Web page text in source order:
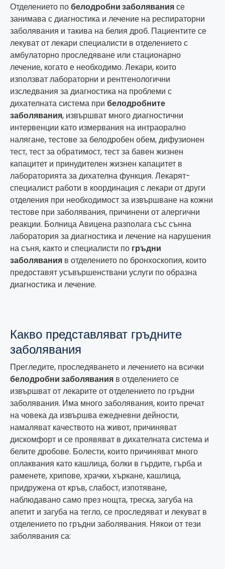
Отделението побелодробни заболяваниясе
занимава с диагностика и лечение на респираторни
заболявания и такива на белия дроб. Пациентите се
лекуват от лекари специалисти в отделението с
амбулаторно проследяване или стационарно
лечение, когато е необходимо. Лекари, които
използват лабораторни и рентгенологични
изследвания за диагностика на проблеми с
дихателната система при белодробните
заболявания, извършват много диагностични
интервенции като измервания на интраорално
налягане, тестове за белодробен обем, дифузионен
тест, тест за обратимост, тест за бавен жизнен
капацитет и принудителен жизнен капацитет в
лабораторията за дихателна функция. Лекарят-
специалист работи в координация с лекари от други
отделения при необходимост за извършване на кожни
тестове при заболявания, причинени от алергични
реакции. Болница Авицена разполага със сънна
лаборатория за диагностика и лечение на нарушения
на съня, както и специалисти по гръдни
заболявания в отделението по бронхоскопия, които
предоставят усъвършенствани услуги по образна
диагностика и лечение.
Какво представляват гръдните
заболявания
Прегледите, проследяването и лечението на всички
белодробни заболявания в отделението се
извършват от лекарите от отделението по гръдни
заболявания. Има много заболявания, които пречат
на човека да извършва ежедневни дейности,
намаляват качеството на живот, причиняват
дискомфорт и се проявяват в дихателната система и
белите дробове. Болести, които причиняват много
оплаквания като кашлица, болки в гърдите, гърба и
раменете, хрипове, храчки, хъркане, кашлица,
придружена от кръв, слабост, изпотяване,
наблюдавано само през нощта, треска, загуба на
апетит и загуба на тегло, се проследяват и лекуват в
отделението по гръдни заболявания. Някои от тези
заболявания са: